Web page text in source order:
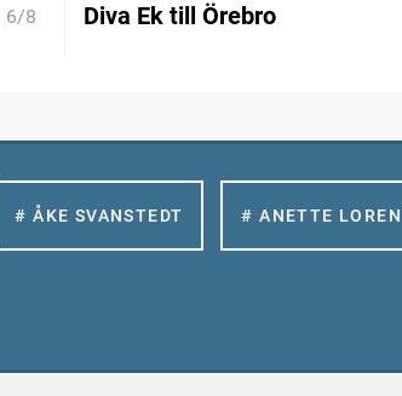
6/8 Diva Ek till Örebro
# ÅKE SVANSTEDT # ANETTE